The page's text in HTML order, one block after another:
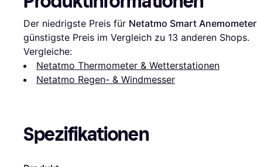
Der niedrigste Preis für Netatmo Smart Anemometer
günstigste Preis im Vergleich zu 13 anderen Shops.
Vergleiche:
Netatmo Thermometer & Wetterstationen
Netatmo Regen- & Windmesser
Spezifikationen